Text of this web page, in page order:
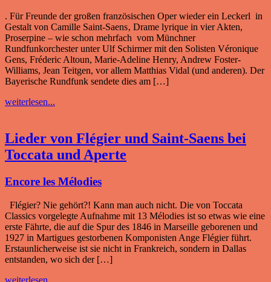
. Für Freunde der großen französischen Oper wieder ein Leckerl in
Gestalt von Camille Saint-Saens‚ Drame lyrique in vier Akten,
Proserpine – wie schon mehrfach vom Münchner
Rundfunkorchester unter Ulf Schirmer mit den Solisten Véronique
Gens, Fréderic Altoun, Marie-Adeline Henry, Andrew Foster-
Williams, Jean Teitgen, vor allem Matthias Vidal (und anderen). Der
Bayerische Rundfunk sendete dies am […]
weiterlesen...
Lieder von Flégier und Saint-Saens bei
Toccata und Aperte
Encore les Mélodies
Flégier? Nie gehört?! Kann man auch nicht. Die von Toccata
Classics vorgelegte Aufnahme mit 13 Mélodies ist so etwas wie eine
erste Fährte, die auf die Spur des 1846 in Marseille geborenen und
1927 in Martigues gestorbenen Komponisten Ange Flégier führt.
Erstaunlicherweise ist sie nicht in Frankreich, sondern in Dallas
entstanden, wo sich der […]
weiterlesen...